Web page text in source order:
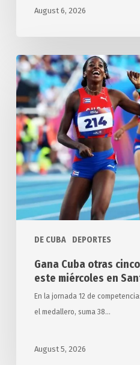
August 6, 2026
DE CUBA DEPORTES
Gana
Cuba
otras
cinco
medallas
de
oro
este
miércoles
en
Santo
Domingo
Gana Cuba otras
este miércoles en
En la jornada 12 de
el medallero, suma 38…
August 5, 2026